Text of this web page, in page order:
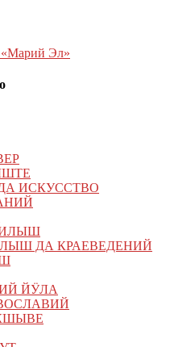
ИСКУССТВО
ДА КРАЕВЕДЕНИЙ
ЙӰЛА